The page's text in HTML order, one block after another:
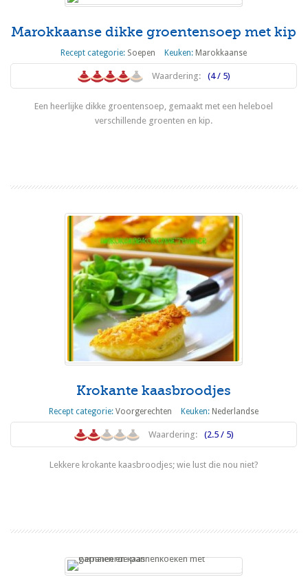
Marokkaanse dikke groentensoep met kip
Recept categorie: Soepen Keuken: Marokkaanse
Waardering: (4 / 5)
Een heerlijke dikke groentensoep, gemaakt met een heleboel
verschillende groenten en kip.
Krokante kaasbroodjes
Recept categorie:Voorgerechten Keuken: Nederlandse
Waardering: (2.5 / 5)
Lekkere krokante kaasbroodjes; wie lust die nou niet?